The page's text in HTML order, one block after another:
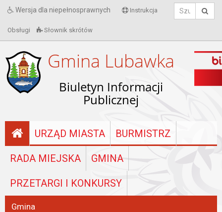
Wersja dla niepełnosprawnych Instrukcja
Obsługi Słownik skrótów
Gmina Lubawka
Biuletyn Informacji
Publicznej
URZĄD MIASTA BURMISTRZ
RADA MIEJSKA GMINA
PRZETARGI I KONKURSY
Gmina